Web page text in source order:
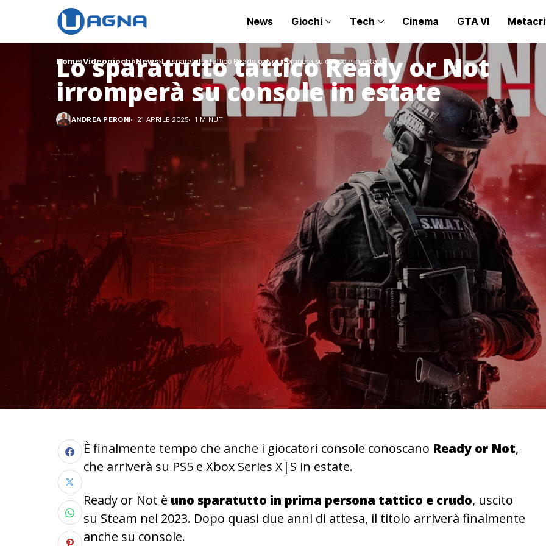
News Giochi Tech Cinema GTA VI
Home Videogiochi News Lo sparatutto tattico Ready or Not irromperà su console in estate
Lo sparatutto tattico Ready or Not
irromperà su console in estate
ANDREA PERONI 21 APRILE 2025 1 MINUTI
È finalmente tempo che anche i giocatori console conoscano Ready or Not,
che arriverà su PS5 e Xbox Series X|S in estate.
Ready or Not è uno sparatutto in prima persona tattico e crudo, uscito
su Steam nel 2023. Dopo quasi due anni di attesa, il titolo arriverà finalmente
anche su console.